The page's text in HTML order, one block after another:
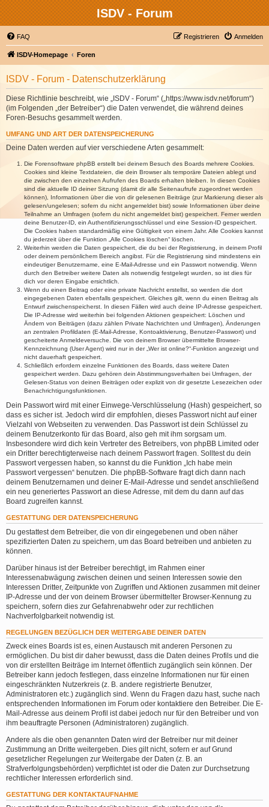
ISDV - Forum
FAQ Anmelden
Registrieren
ISDV-Homepage Foren
ISDV - Forum - Datenschutzerklärung
Diese Richtlinie beschreibt, wie „ISDV - Forum“ („https://www.isdv.net/forum“)
(im Folgenden „der Betreiber“) die Daten verwendet, die während deines
Foren-Besuchs gesammelt werden.
UMFANG UND ART DER DATENSPEICHERUNG
Deine Daten werden auf vier verschiedene Arten gesammelt:
Die Forensoftware phpBB erstellt bei deinem Besuch des Boards mehrere Cookies.
Cookies sind kleine Textdateien, die dein Browser als temporäre Dateien ablegt und
die zwischen den einzelnen Aufrufen des Boards erhalten bleiben. In diesen Cookies
sind die aktuelle ID deiner Sitzung (damit dir alle Seitenaufrufe zugeordnet werden
können), Informationen über die von dir gelesenen Beiträge (zur Markierung dieser als
gelesen/ungelesen; sofern du nicht angemeldet bist) sowie Informationen über deine
Teilnahme an Umfragen (sofern du nicht angemeldet bist) gespeichert. Ferner werden
deine Benutzer-ID, ein Authentifizierungsschlüssel und eine Session-ID gespeichert.
Die Cookies haben standardmäßig eine Gültigkeit von einem Jahr. Alle Cookies kannst
du jederzeit über die Funktion „Alle Cookies löschen“ löschen.
Weiterhin werden die Daten gespeichert, die du bei der Registrierung, in deinem Profil
oder deinem persönlichem Bereich angibst. Für die Registrierung sind mindestens ein
eindeutiger Benutzername, eine E-Mail-Adresse und ein Passwort notwendig. Wenn
durch den Betreiber weitere Daten als notwendig festgelegt wurden, so ist dies für
dich vor deren Eingabe ersichtlich.
Wenn du einen Beitrag oder eine private Nachricht erstellst, so werden die dort
eingegebenen Daten ebenfalls gespeichert. Gleiches gilt, wenn du einen Beitrag als
Entwurf zwischenspeicherst. In diesen Fällen wird auch deine IP-Adresse gespeichert.
Die IP-Adresse wird weiterhin bei folgenden Aktionen gespeichert: Löschen und
Ändern von Beiträgen (dazu zählen Private Nachrichten und Umfragen), Änderungen
an zentralen Profildaten (E-Mail-Adresse, Kontoaktivierung, Benutzer-Passwort) und
gescheiterte Anmeldeversuche. Die von deinem Browser übermittelte Browser-
Kennzeichnung (User Agent) wird nur in der „Wer ist online?“-Funktion angezeigt und
nicht dauerhaft gespeichert.
Schließlich erfordern einzelne Funktionen des Boards, dass weitere Daten
gespeichert werden. Dazu gehören dein Abstimmungsverhalten bei Umfragen, der
Gelesen-Status von deinen Beiträgen oder explizit von dir gesetzte Lesezeichen oder
Benachrichtigungsfunktionen.
Dein Passwort wird mit einer Einwege-Verschlüsselung (Hash) gespeichert, so
dass es sicher ist. Jedoch wird dir empfohlen, dieses Passwort nicht auf einer
Vielzahl von Webseiten zu verwenden. Das Passwort ist dein Schlüssel zu
deinem Benutzerkonto für das Board, also geh mit ihm sorgsam um.
Insbesondere wird dich kein Vertreter des Betreibers, von phpBB Limited oder
ein Dritter berechtigterweise nach deinem Passwort fragen. Solltest du dein
Passwort vergessen haben, so kannst du die Funktion „Ich habe mein
Passwort vergessen“ benutzen. Die phpBB-Software fragt dich dann nach
deinem Benutzernamen und deiner E-Mail-Adresse und sendet anschließend
ein neu generiertes Passwort an diese Adresse, mit dem du dann auf das
Board zugreifen kannst.
GESTATTUNG DER DATENSPEICHERUNG
Du gestattest dem Betreiber, die von dir eingegebenen und oben näher
spezifizierten Daten zu speichern, um das Board betreiben und anbieten zu
können.
Darüber hinaus ist der Betreiber berechtigt, im Rahmen einer
Interessenabwägung zwischen deinen und seinen Interessen sowie den
Interessen Dritter, Zeitpunkte von Zugriffen und Aktionen zusammen mit deiner
IP-Adresse und der von deinem Browser übermittelter Browser-Kennung zu
speichern, sofern dies zur Gefahrenabwehr oder zur rechtlichen
Nachverfolgbarkeit notwendig ist.
REGELUNGEN BEZÜGLICH DER WEITERGABE DEINER DATEN
Zweck eines Boards ist es, einen Austausch mit anderen Personen zu
ermöglichen. Du bist dir daher bewusst, dass die Daten deines Profils und die
von dir erstellten Beiträge im Internet öffentlich zugänglich sein können. Der
Betreiber kann jedoch festlegen, dass einzelne Informationen nur für einen
eingeschränkten Nutzerkreis (z. B. andere registrierte Benutzer,
Administratoren etc.) zugänglich sind. Wenn du Fragen dazu hast, suche nach
entsprechenden Informationen im Forum oder kontaktiere den Betreiber. Die E-
Mail-Adresse aus deinem Profil ist dabei jedoch nur für den Betreiber und von
ihm beauftragte Personen (Administratoren) zugänglich.
Andere als die oben genannten Daten wird der Betreiber nur mit deiner
Zustimmung an Dritte weitergeben. Dies gilt nicht, sofern er auf Grund
gesetzlicher Regelungen zur Weitergabe der Daten (z. B. an
Strafverfolgungsbehörden) verpflichtet ist oder die Daten zur Durchsetzung
rechtlicher Interessen erforderlich sind.
GESTATTUNG DER KONTAKTAUFNAHME